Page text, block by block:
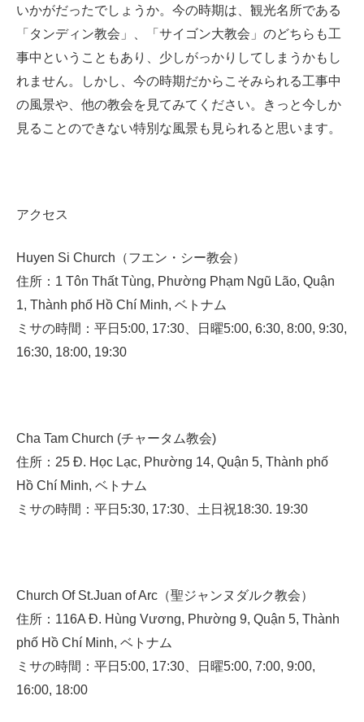
いかがだったでしょうか。今の時期は、観光名所である
「タンディン教会」、「サイゴン大教会」のどちらも工
事中ということもあり、少しがっかりしてしまうかもし
れません。しかし、今の時期だからこそみられる工事中
の風景や、他の教会を見てみてください。きっと今しか
見ることのできない特別な風景も見られると思います。
アクセス
Huyen Si Church（フエン・シー教会）
住所：1 Tôn Thất Tùng, Phường Phạm Ngũ Lão, Quận
1, Thành phố Hồ Chí Minh, ベトナム
ミサの時間：平日5:00, 17:30、日曜5:00, 6:30, 8:00, 9:30,
16:30, 18:00, 19:30
Cha Tam Church (チャータム教会)
住所：25 Đ. Học Lạc, Phường 14, Quận 5, Thành phố
Hồ Chí Minh, ベトナム
ミサの時間：平日5:30, 17:30、土日祝18:30. 19:30
Church Of St.Juan of Arc（聖ジャンヌダルク教会）
住所：116A Đ. Hùng Vương, Phường 9, Quận 5, Thành
phố Hồ Chí Minh, ベトナム
ミサの時間：平日5:00, 17:30、日曜5:00, 7:00, 9:00,
16:00, 18:00